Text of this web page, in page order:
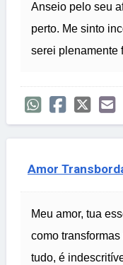
Anseio pelo seu
perto. Me sinto
serei plenamente
Amor
Meu amor, tua
como
tudo, é